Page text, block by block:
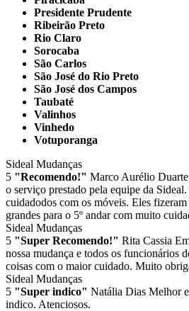
Presidente Prudente
Ribeirão Preto
Rio Claro
Sorocaba
São Carlos
São José do Rio Preto
São José dos Campos
Taubaté
Valinhos
Vinhedo
Votuporanga
Sideal Mudanças
5 "Recomendo!" Marco Aurélio Duarte
o serviço prestado pela equipe da
cuidadodos com os móveis. Eles
grandes para o 5º andar com muito
Sideal Mudanças
5 "Super Recomendo!" Rita Cassia
nossa mudança e todos os funcionários
coisas com o maior cuidado. Muito
Sideal Mudanças
5 "Super indico" Natália Dias Melhor
indico. Atenciosos.